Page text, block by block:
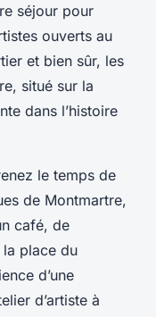
séjour pour
ouverts au
et bien sûr, les
situé sur la
dans l’histoire
le temps de
de Montmartre,
café, de
place du
d’une
d’artiste à